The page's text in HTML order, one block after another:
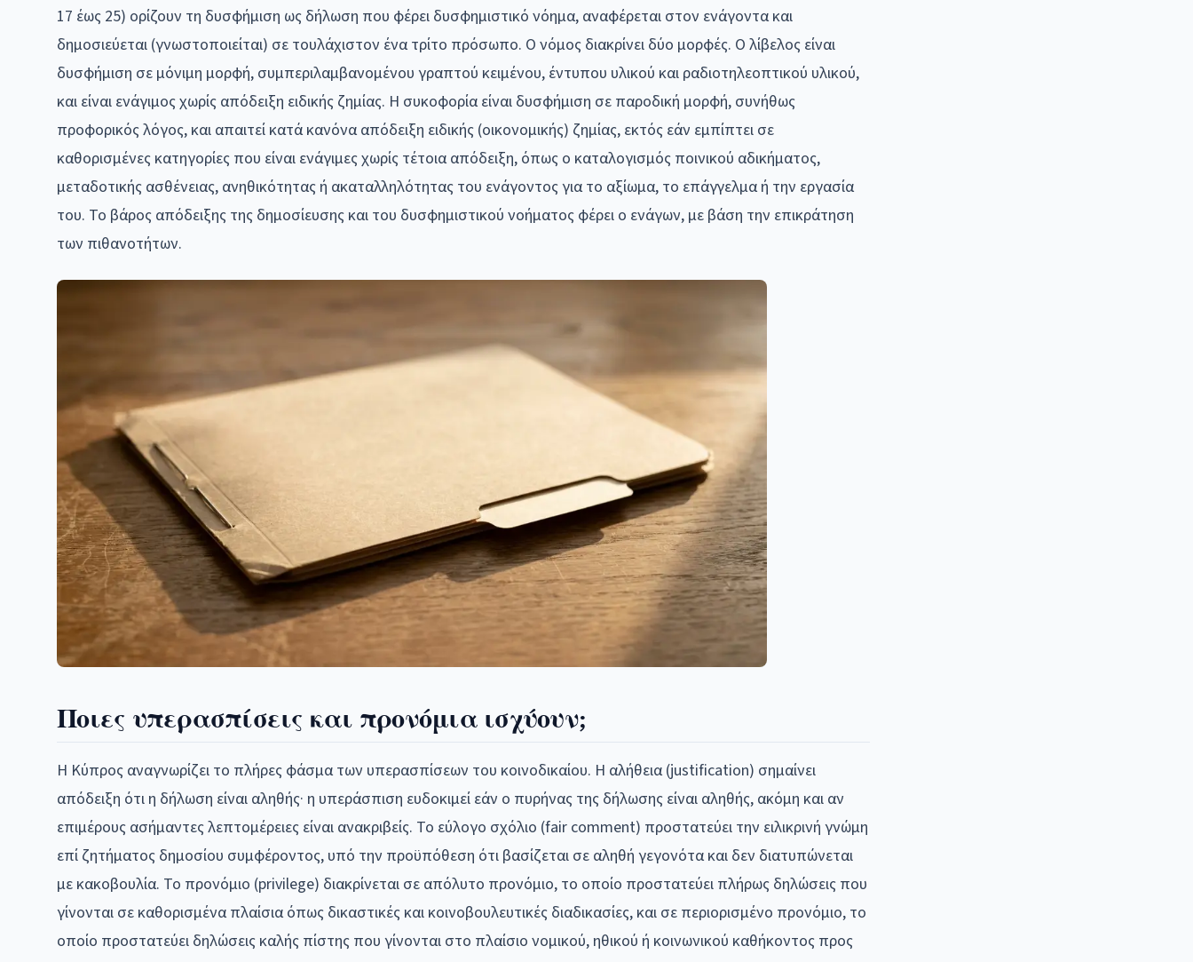
17 έως 25) ορίζουν τη δυσφήμιση ως δήλωση που φέρει δυσφημιστικό νόημα, αναφέρεται στον ενάγοντα και
δημοσιεύεται (γνωστοποιείται) σε τουλάχιστον ένα τρίτο πρόσωπο. Ο νόμος διακρίνει δύο μορφές. Ο λίβελος είναι
δυσφήμιση σε μόνιμη μορφή, συμπεριλαμβανομένου γραπτού κειμένου, έντυπου υλικού και ραδιοτηλεοπτικού υλικού,
και είναι ενάγιμος χωρίς απόδειξη ειδικής ζημίας. Η συκοφορία είναι δυσφήμιση σε παροδική μορφή, συνήθως
προφορικός λόγος, και απαιτεί κατά κανόνα απόδειξη ειδικής (οικονομικής) ζημίας, εκτός εάν εμπίπτει σε
καθορισμένες κατηγορίες που είναι ενάγιμες χωρίς τέτοια απόδειξη, όπως ο καταλογισμός ποινικού αδικήματος,
μεταδοτικής ασθένειας, ανηθικότητας ή ακαταλληλότητας του ενάγοντος για το αξίωμα, το επάγγελμα ή την εργασία
του. Το βάρος απόδειξης της δημοσίευσης και του δυσφημιστικού νοήματος φέρει ο ενάγων, με βάση την επικράτηση
των πιθανοτήτων.
Ποιες υπερασπίσεις και προνόμια ισχύουν;
Η Κύπρος αναγνωρίζει το πλήρες φάσμα των υπερασπίσεων του κοινοδικαίου. Η αλήθεια (justification) σημαίνει
απόδειξη ότι η δήλωση είναι αληθής· η υπεράσπιση ευδοκιμεί εάν ο πυρήνας της δήλωσης είναι αληθής, ακόμη και αν
επιμέρους ασήμαντες λεπτομέρειες είναι ανακριβείς. Το εύλογο σχόλιο (fair comment) προστατεύει την ειλικρινή γνώμη
επί ζητήματος δημοσίου συμφέροντος, υπό την προϋπόθεση ότι βασίζεται σε αληθή γεγονότα και δεν διατυπώνεται
με κακοβουλία. Το προνόμιο (privilege) διακρίνεται σε απόλυτο προνόμιο, το οποίο προστατεύει πλήρως δηλώσεις που
γίνονται σε καθορισμένα πλαίσια όπως δικαστικές και κοινοβουλευτικές διαδικασίες, και σε περιορισμένο προνόμιο, το
οποίο προστατεύει δηλώσεις καλής πίστης που γίνονται στο πλαίσιο νομικού, ηθικού ή κοινωνικού καθήκοντος προς